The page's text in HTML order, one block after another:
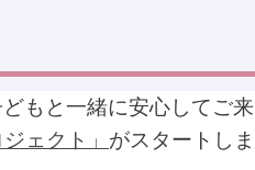
もと一緒に安心してご来
ェクト」 がスタートしま